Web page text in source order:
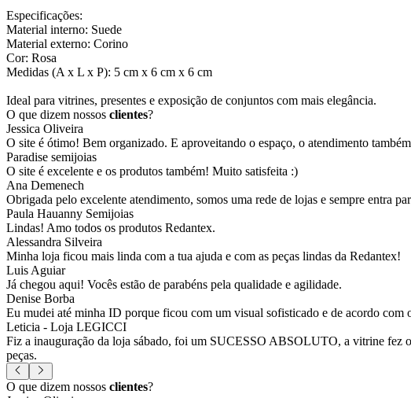
Especificações:
Material interno: Suede
Material externo: Corino
Cor: Rosa
Medidas (A x L x P): 5 cm x 6 cm x 6 cm
Ideal para vitrines, presentes e exposição de conjuntos com mais elegância.
O que dizem nossos clientes?
Jessica Oliveira
O site é ótimo! Bem organizado. E aproveitando o espaço, o atendimento
Paradise semijoias
O site é excelente e os produtos também! Muito satisfeita :)
Ana Demenech
Obrigada pelo excelente atendimento, somos uma rede de lojas e sempre entra
Paula Hauanny Semijoias
Lindas! Amo todos os produtos Redantex.
Alessandra Silveira
Minha loja ficou mais linda com a tua ajuda e com as peças lindas da Redantex!
Luis Aguiar
Já chegou aqui! Vocês estão de parabéns pela qualidade e agilidade.
Denise Borba
Eu mudei até minha ID porque ficou com um visual sofisticado e de acordo com
Leticia - Loja LEGICCI
Fiz a inauguração da loja sábado, foi um SUCESSO ABSOLUTO, a vitrine fez
peças.
O que dizem nossos clientes?